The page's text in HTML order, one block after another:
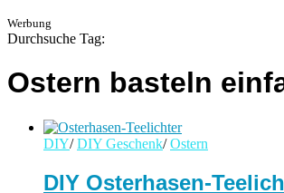
Werbung
Durchsuche Tag:
Ostern basteln
DIY/ DIY Geschenk/ Ostern
DIY Osterhasen-